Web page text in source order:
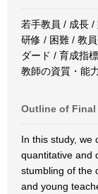
若手教員 / 成長 /
研修 / 困難 / 教
ダード / 育成指
教師の資質・能
Outline of Final
In this study, we
quantitative and
stumbling of the
and young